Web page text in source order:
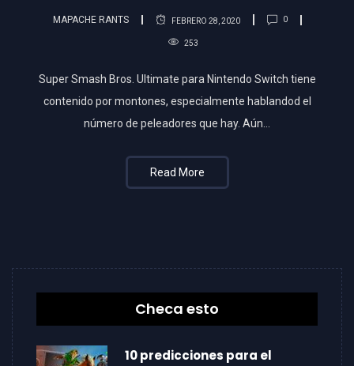
MAPACHE RANTS FEBRERO 28, 2020 0
253
Super Smash Bros. Ultimate para Nintendo Switch tiene
contenido por montones, especialmente hablandod el
número de peleadores que hay. Aún…
Read More
Checa esto
10 predicciones para el